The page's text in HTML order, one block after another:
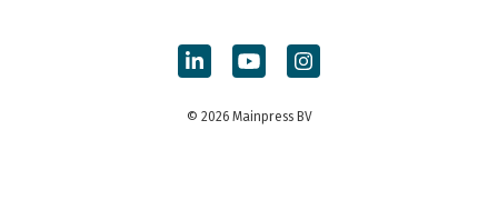
© 2026 Mainpress BV